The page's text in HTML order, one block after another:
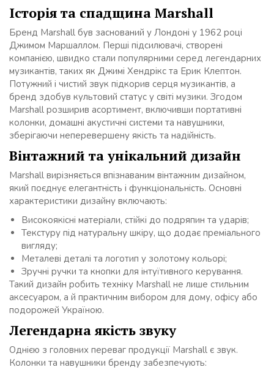
Історія та спадщина Marshall
Бренд Marshall був заснований у Лондоні у 1962 році
Джимом Маршаллом. Перші підсилювачі, створені
компанією, швидко стали популярними серед легендарних
музикантів, таких як Джимі Хендрікс та Ерик Клептон.
Потужний і чистий звук підкорив серця музикантів, а
бренд здобув культовий статус у світі музики. Згодом
Marshall розширив асортимент, включивши портативні
колонки, домашні акустичні системи та навушники,
зберігаючи неперевершену якість та надійність.
Вінтажний та унікальний дизайн
Marshall вирізняється впізнаваним вінтажним дизайном,
який поєднує елегантність і функціональність. Основні
характеристики дизайну включають:
Високоякісні матеріали, стійкі до подряпин та ударів;
Текстуру під натуральну шкіру, що додає преміального
вигляду;
Металеві деталі та логотип у золотому кольорі;
Зручні ручки та кнопки для інтуїтивного керування.
Такий дизайн робить техніку Marshall не лише стильним
аксесуаром, а й практичним вибором для дому, офісу або
подорожей Україною.
Легендарна якість звуку
Однією з головних переваг продукції Marshall є звук.
Колонки та навушники бренду забезпечують: